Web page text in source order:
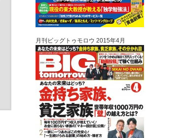
月刊ビッグトゥモロウ 2015年4月